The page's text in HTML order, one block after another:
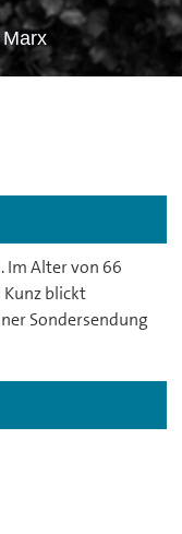
Im Alter von 66
Kunz blickt
Sondersendung